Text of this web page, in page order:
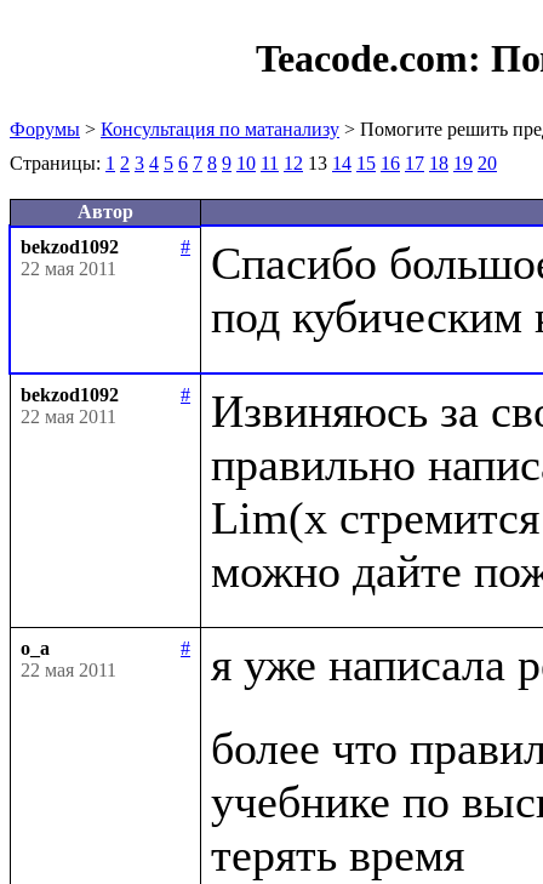
Teacode.com:
Форумы > Консультация по матанализу > Помогите решить
Страницы: 1 2 3 4 5 6 7 8 9 10 11 12 13 14 15 16 17 18 19 20
Автор
bekzod1092
#
22 мая 2011
Спасибо
bekzod1092
#
22 мая 2011
Извиняюсь за
правильно
Lim(x
o_a
#
22 мая 2011
я уже написала
более что
учебнике по